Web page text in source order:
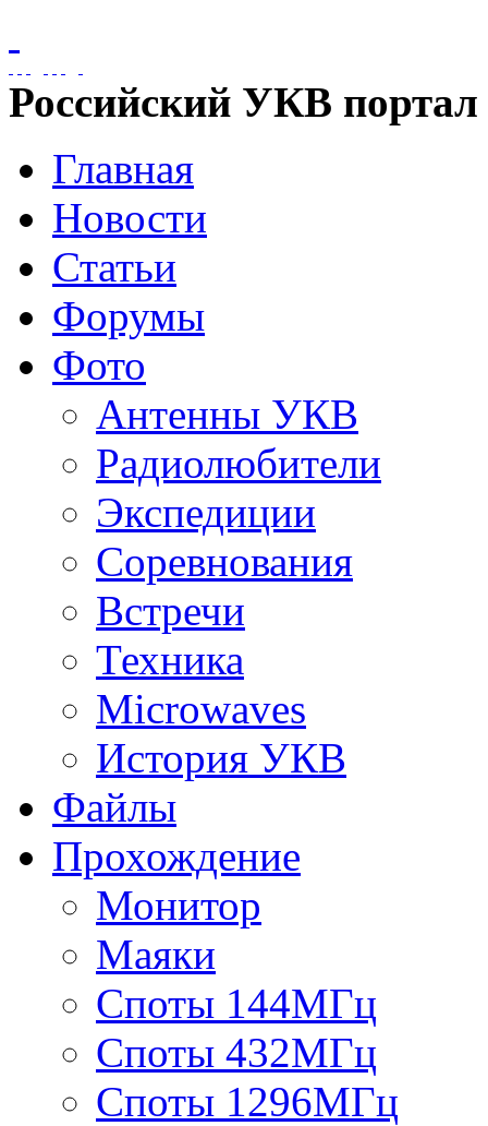
Российский УКВ портал
Главная
Новости
Статьи
Форумы
Фото
Антенны УКВ
Радиолюбители
Экспедиции
Соревнования
Встречи
Техника
Microwaves
История УКВ
Файлы
Прохождение
Монитор
Маяки
Споты 144МГц
Споты 432МГц
Споты 1296МГц